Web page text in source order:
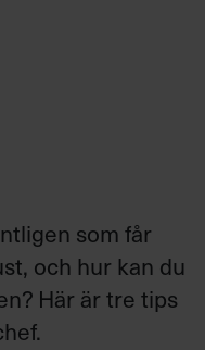
som får
och hur kan du
Här är tre tips